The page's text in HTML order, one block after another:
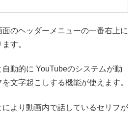
のヘッダーメニューの一番右上に
す。
動的に YouTubeのシステムが動
文字起こしする機能が使えます。
より動画内で話しているセリフが